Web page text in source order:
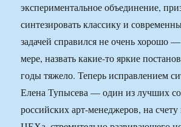
экспериментальное объединение,
синтезировать классику и
задачей справился не очень хорошо
мере, назвать какие-то яркие
годы тяжело. Теперь исправлением
Елена Тупысева — один из лучших
российских арт-менеджеров, на